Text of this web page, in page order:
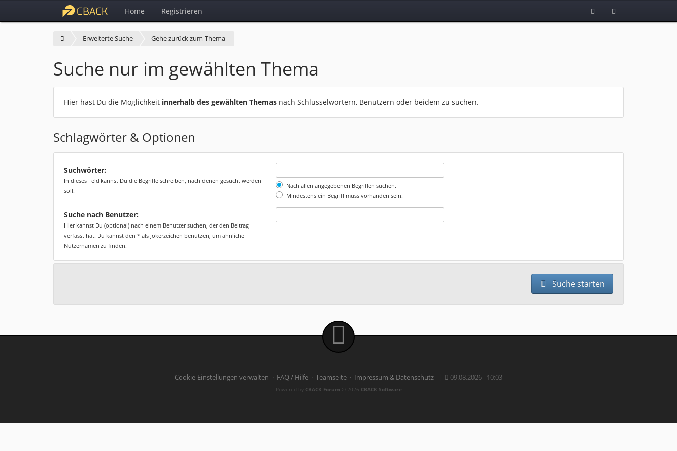
Home Registrieren
Erweiterte Suche Gehe zurück zum Thema
Suche nur im gewählten Thema
Hier hast Du die Möglichkeit innerhalb des gewählten Themas nach Schlüsselwörtern, Benutzern oder beidem zu suchen.
Schlagwörter & Optionen
Suchwörter:
In dieses Feld kannst Du die Begriffe schreiben, nach denen gesucht werden
soll.
Nach allen angegebenen Begriffen suchen.
Mindestens ein Begriff muss vorhanden sein.
Suche nach Benutzer:
Hier kannst Du (optional) nach einem Benutzer suchen, der den Beitrag
verfasst hat. Du kannst den * als Jokerzeichen benutzen, um ähnliche
Nutzernamen zu finden.
Suche starten
Cookie-Einstellungen verwalten · FAQ / Hilfe · Teamseite · Impressum & Datenschutz | 09.08.2026 - 10:03
Powered by CBACK Forum © 2026 CBACK Software